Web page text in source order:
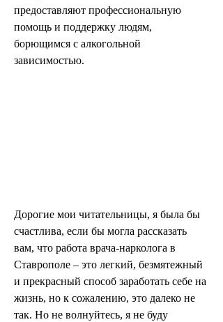
предоставляют профессиональную
помощь и поддержку людям,
борющимся с алкогольной
зависимостью.
Дорогие мои читательницы, я была бы
счастлива, если бы могла рассказать
вам, что работа врача-нарколога в
Ставрополе – это легкий, безмятежный
и прекрасный способ заработать себе на
жизнь, но к сожалению, это далеко не
так. Но не волнуйтесь, я не буду